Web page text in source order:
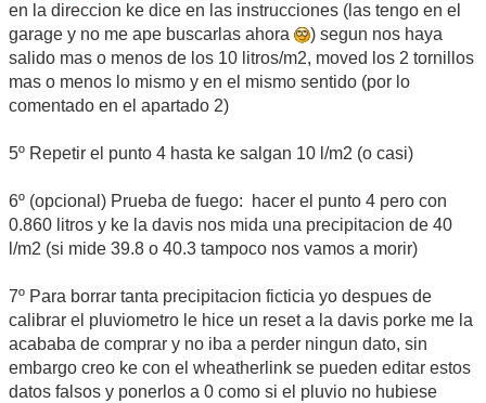
en la direccion ke dice en las instrucciones (las tengo en el
garage y no me ape buscarlas ahora
) segun nos haya
salido mas o menos de los 10 litros/m2, moved los 2 tornillos
mas o menos lo mismo y en el mismo sentido (por lo
comentado en el apartado 2)
5º Repetir el punto 4 hasta ke salgan 10 l/m2 (o casi)
6º (opcional) Prueba de fuego: hacer el punto 4 pero con
0.860 litros y ke la davis nos mida una precipitacion de 40
l/m2 (si mide 39.8 o 40.3 tampoco nos vamos a morir)
7º Para borrar tanta precipitacion ficticia yo despues de
calibrar el pluviometro le hice un reset a la davis porke me la
acababa de comprar y no iba a perder ningun dato, sin
embargo creo ke con el wheatherlink se pueden editar estos
datos falsos y ponerlos a 0 como si el pluvio no hubiese